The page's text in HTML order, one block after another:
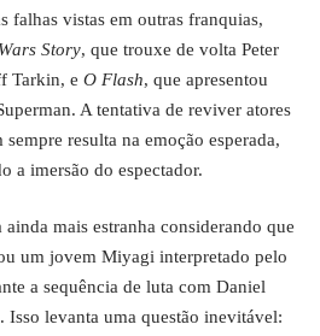
falhas vistas em outras franquias,
Story, que trouxe de volta Peter
Tarkin, e O Flash, que apresentou
A tentativa de reviver atores
resulta na emoção esperada,
a imersão do espectador.
mais estranha considerando que
um jovem Miyagi interpretado pelo
a sequência de luta com Daniel
Isso levanta uma questão inevitável: